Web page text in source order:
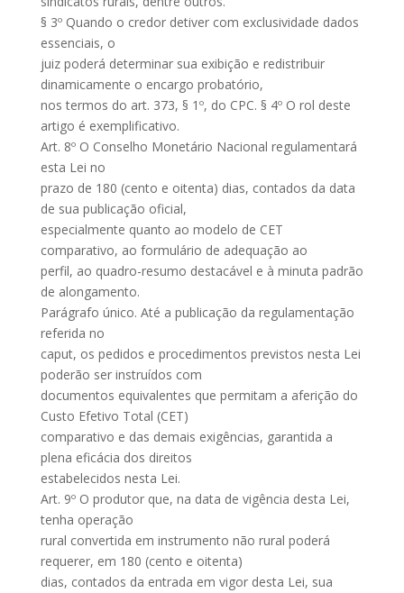
§ 3º Quando o credor detiver com exclusividade dados
essenciais, o
juiz poderá determinar sua exibição e redistribuir
dinamicamente o encargo probatório,
nos termos do art. 373, § 1º, do CPC. § 4º O rol deste
artigo é exemplificativo.
Art. 8º O Conselho Monetário Nacional regulamentará
esta Lei no
prazo de 180 (cento e oitenta) dias, contados da data
de sua publicação oficial,
especialmente quanto ao modelo de CET
comparativo, ao formulário de adequação ao
perfil, ao quadro-resumo destacável e à minuta padrão
de alongamento.
Parágrafo único. Até a publicação da regulamentação
referida no
caput, os pedidos e procedimentos previstos nesta Lei
poderão ser instruídos com
documentos equivalentes que permitam a aferição do
Custo Efetivo Total (CET)
comparativo e das demais exigências, garantida a
plena eficácia dos direitos
estabelecidos nesta Lei.
Art. 9º O produtor que, na data de vigência desta Lei,
tenha operação
rural convertida em instrumento não rural poderá
requerer, em 180 (cento e oitenta)
dias, contados da entrada em vigor desta Lei, sua